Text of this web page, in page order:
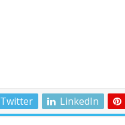
Twitter LinkedIn